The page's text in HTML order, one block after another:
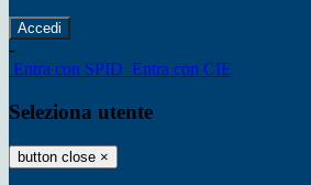
-
Entra con SPID Entra con CIE
Seleziona utente
button close ×